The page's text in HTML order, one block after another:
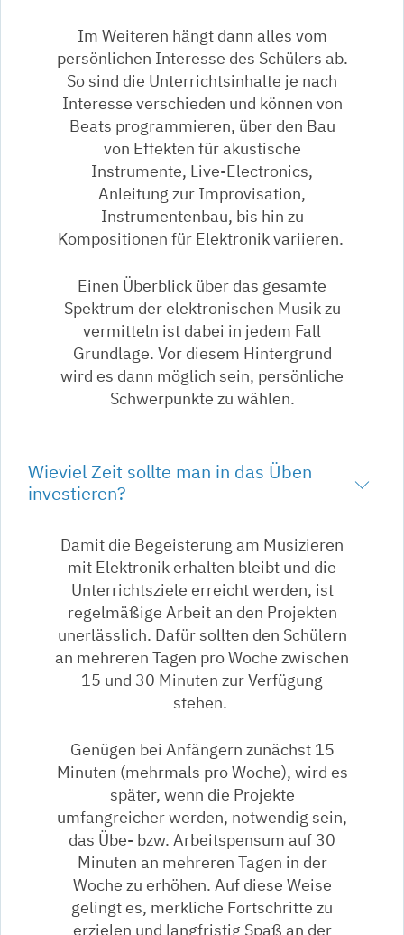
Im Weiteren hängt dann alles vom
persönlichen Interesse des Schülers ab.
So sind die Unterrichtsinhalte je nach
Interesse verschieden und können von
Beats programmieren, über den Bau
von Effekten für akustische
Instrumente, Live-Electronics,
Anleitung zur Improvisation,
Instrumentenbau, bis hin zu
Kompositionen für Elektronik variieren.
Einen Überblick über das gesamte
Spektrum der elektronischen Musik zu
vermitteln ist dabei in jedem Fall
Grundlage. Vor diesem Hintergrund
wird es dann möglich sein, persönliche
Schwerpunkte zu wählen.
Wieviel Zeit sollte man in das Üben
investieren?
Damit die Begeisterung am Musizieren
mit Elektronik erhalten bleibt und die
Unterrichtsziele erreicht werden, ist
regelmäßige Arbeit an den Projekten
unerlässlich. Dafür sollten den Schülern
an mehreren Tagen pro Woche zwischen
15 und 30 Minuten zur Verfügung
stehen.
Genügen bei Anfängern zunächst 15
Minuten (mehrmals pro Woche), wird es
später, wenn die Projekte
umfangreicher werden, notwendig sein,
das Übe- bzw. Arbeitspensum auf 30
Minuten an mehreren Tagen in der
Woche zu erhöhen. Auf diese Weise
gelingt es, merkliche Fortschritte zu
erzielen und langfristig Spaß an der